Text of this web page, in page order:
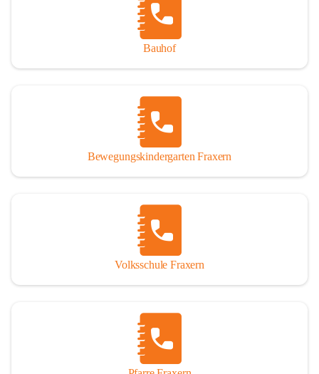
Bauhof
Bewegungskindergarten Fraxern
Volksschule Fraxern